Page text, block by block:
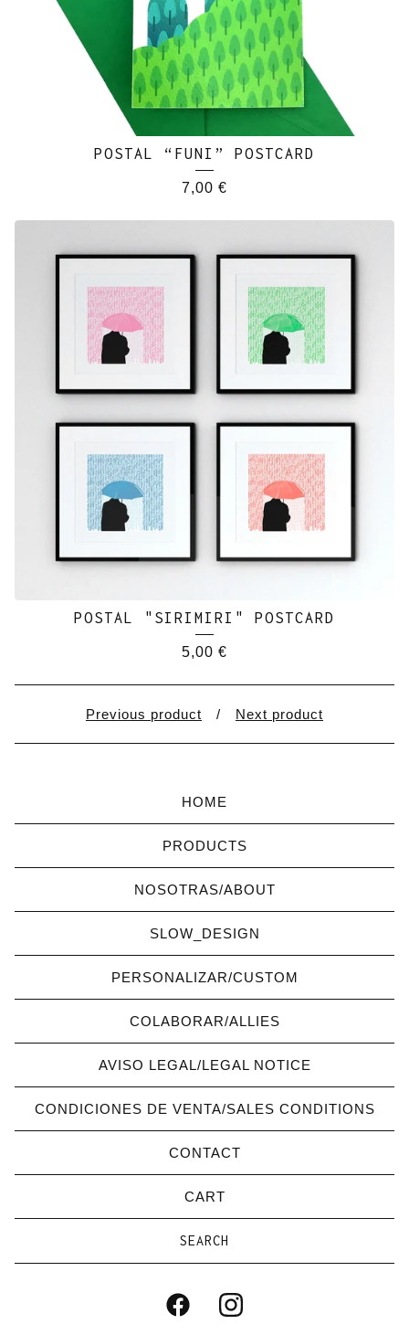
POSTAL “FUNI” POSTCARD
7,00 €
POSTAL "SIRIMIRI" POSTCARD
5,00 €
Previous product Next product
HOME
PRODUCTS
NOSOTRAS/ABOUT
SLOW_DESIGN
PERSONALIZAR/CUSTOM
COLABORAR/ALLIES
AVISO LEGAL/LEGAL NOTICE
CONDICIONES DE VENTA/SALES CONDITIONS
CONTACT
CART